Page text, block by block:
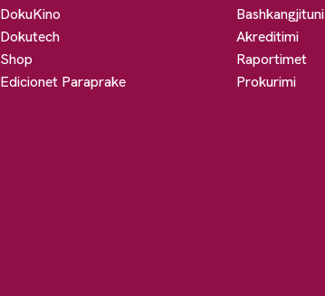
DokuKino
Dokutech
Shop
Edicionet Paraprake
Bashkangjituni
Akreditimi
Raportimet
Prokurimi